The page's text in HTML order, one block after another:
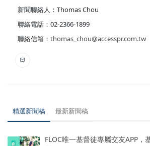
新聞聯絡人：Thomas Chou
聯絡電話：02-2366-1899
聯絡信箱： thomas_chou@accesspr.com.tw
精選新聞稿 最新新聞稿
FLOC唯一基督徒專屬交友APP，